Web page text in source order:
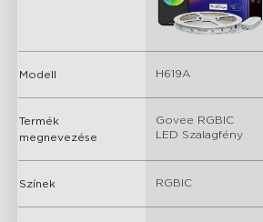
Modell H619A
Termék
megnevezése
Govee RGBIC
LED Szalagfény
Színek RGBIC